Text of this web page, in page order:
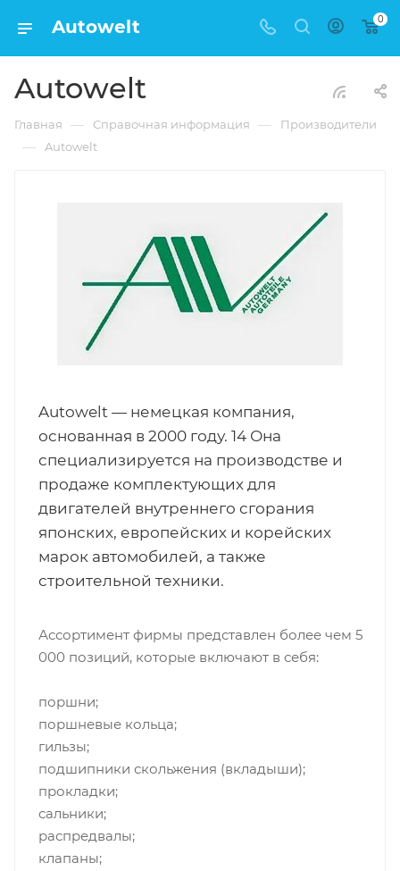
Autowelt 0
Autowelt
Главная — Справочная информация — Производители
— Autowelt
Autowelt — немецкая компания,
основанная в 2000 году. 14 Она
специализируется на производстве и
продаже комплектующих для
двигателей внутреннего сгорания
японских, европейских и корейских
марок автомобилей, а также
строительной техники.
Ассортимент фирмы представлен более чем 5
000 позиций, которые включают в себя:
поршни;
поршневые кольца;
гильзы;
подшипники скольжения (вкладыши);
прокладки;
сальники;
распредвалы;
клапаны;